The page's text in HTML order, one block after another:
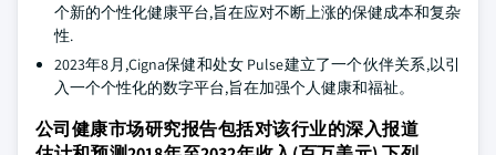
个新的个性化健康平台,旨在应对不断上涨的保健成本和复杂
性.
2023年8月,Cigna保健和处女 Pulse建立了一个伙伴关系,以引
入一个个性化的数字平台,旨在加强个人健康和福祉。
公司健康市场研究报告包括对该行业的深入报道